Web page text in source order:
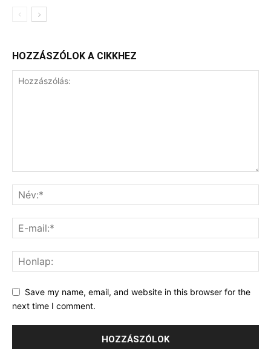
HOZZÁSZÓLOK A CIKKHEZ
Save my name, email, and website in this browser for the
next time I comment.